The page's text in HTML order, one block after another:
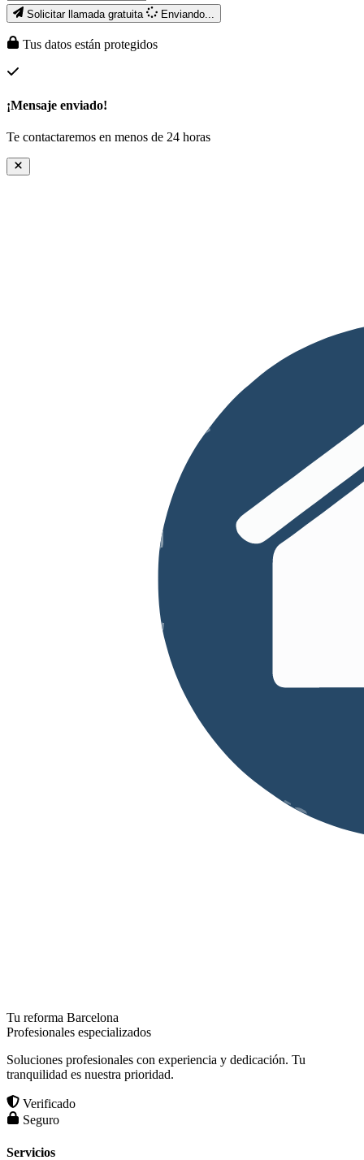
Solicitar llamada gratuita Enviando...
Tus datos están protegidos
¡Mensaje enviado!
Te contactaremos en menos de 24 horas
Tu reforma Barcelona
Profesionales especializados
Soluciones profesionales con experiencia y dedicación. Tu
tranquilidad es nuestra prioridad.
Verificado
Seguro
Servicios